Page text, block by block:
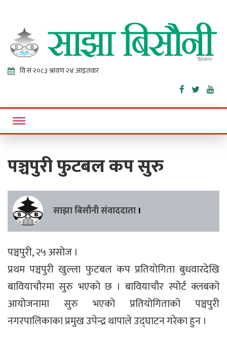
Sajha
Bisaunee
Online News Portal
पञ्चपुरी फुटबल कप सुरु
साझा बिसौनी संवाददाता ।
पञ्चपुरी, २५ असोज ।
प्रथम पञ्चपुरी खुल्ला फुटबल कप प्रतियोगिता बुधवारदेखि
बावियाचौरमा सुरु भएको छ । बावियाचौर स्पोर्ट क्लबको
आयोजनामा सुरु भएको प्रतियोगिताको पञ्चपुरी
नगरपालिकाका प्रमुख उपेन्द्र थापाले उद्घाटन गरेका हुन ।